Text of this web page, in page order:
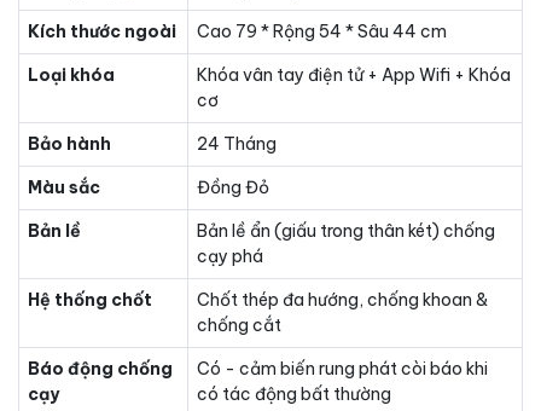
Kích thước ngoài
Cao 79 * Rộng 54 * Sâu 44 cm
Loại khóa
Khóa vân tay điện tử + App Wifi + Khóa
cơ
Bảo hành
24 Tháng
Màu sắc
Đồng Đỏ
Bản lề
Bản lề ẩn (giấu trong thân két) chống
cạy phá
Hệ thống chốt
Chốt thép đa hướng, chống khoan &
chống cắt
Báo động chống
cạy
Có - cảm biến rung phát còi báo khi
có tác động bất thường